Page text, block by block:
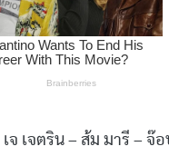
เจ เจตริน – ส้ม มารี – จ๊อ